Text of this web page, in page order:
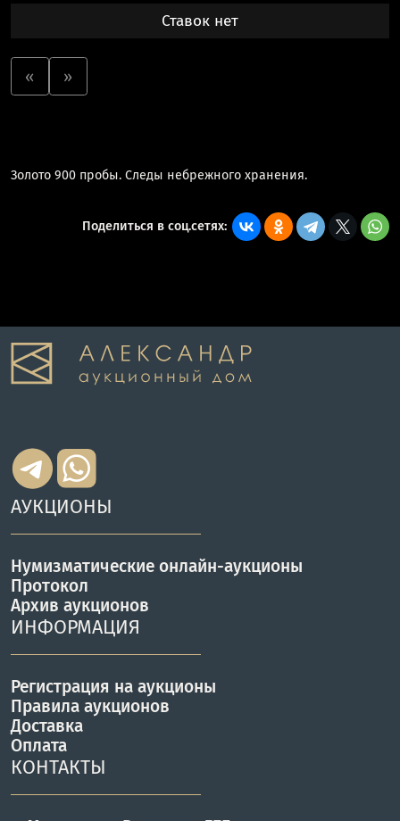
Ставок нет
« »
Золото 900 пробы. Следы небрежного хранения.
Поделиться в соц.сетях:
АУКЦИОНЫ
Нумизматические онлайн-аукционы
Протокол
Архив аукционов
ИНФОРМАЦИЯ
Регистрация на аукционы
Правила аукционов
Доставка
Оплата
КОНТАКТЫ